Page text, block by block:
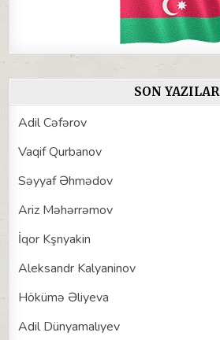
SON YAZILAR
Adil Cəfərov
Vaqif Qurbanov
Səyyaf Əhmədov
Ariz Məhərrəmov
İqor Kşnyakin
Aleksandr Kalyaninov
Hökümə Əliyeva
Adil Dünyamalıyev